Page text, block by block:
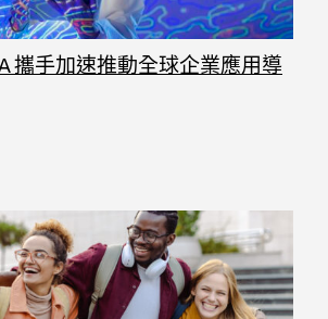
攜手加速推動全球企業應用導